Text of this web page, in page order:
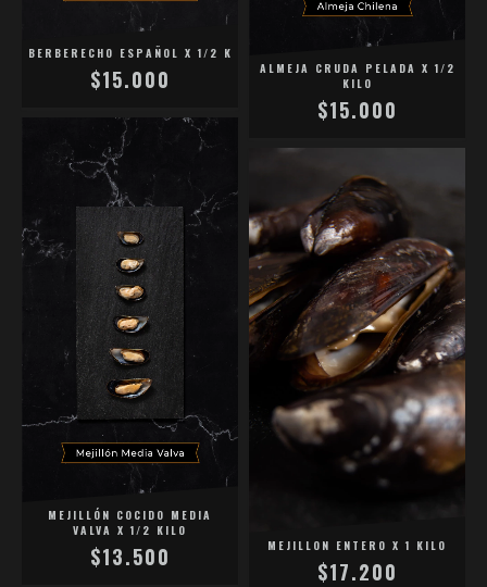
BERBERECHO ESPAÑOL X 1/2 K
$15.000
ALMEJA CRUDA PELADA X 1/2
KILO
$15.000
MEJILLÓN COCIDO MEDIA
VALVA X 1/2 KILO
$13.500 MEJILLON ENTERO X 1 KILO
$17.200